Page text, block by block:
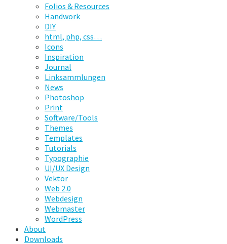
Folios & Resources
Handwork
DIY
html, php, css…
Icons
Inspiration
Journal
Linksammlungen
News
Photoshop
Print
Software/Tools
Themes
Templates
Tutorials
Typographie
UI/UX Design
Vektor
Web 2.0
Webdesign
Webmaster
WordPress
About
Downloads